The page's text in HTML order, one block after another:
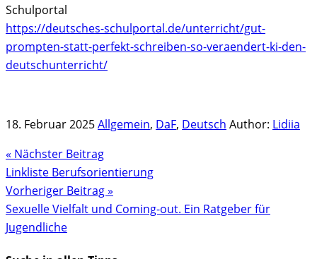
Schulportal
https://deutsches-schulportal.de/unterricht/gut-
prompten-statt-perfekt-schreiben-so-veraendert-ki-den-
deutschunterricht/
18. Februar 2025Allgemein, DaF, Deutsch Author: Lidiia
« Nächster Beitrag
Linkliste Berufsorientierung
Vorheriger Beitrag »
Sexuelle Vielfalt und Coming-out. Ein Ratgeber für
Jugendliche